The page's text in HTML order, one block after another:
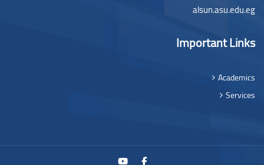
alsun.asu.edu.eg
Important Links
Academics
Services